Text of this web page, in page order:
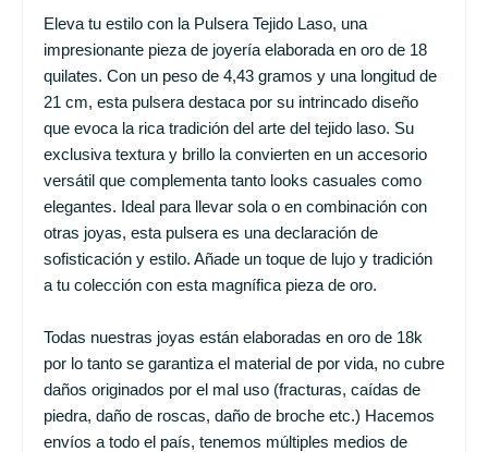
Eleva tu estilo con la Pulsera Tejido Laso, una
impresionante pieza de joyería elaborada en oro de 18
quilates. Con un peso de 4,43 gramos y una longitud de
21 cm, esta pulsera destaca por su intrincado diseño
que evoca la rica tradición del arte del tejido laso. Su
exclusiva textura y brillo la convierten en un accesorio
versátil que complementa tanto looks casuales como
elegantes. Ideal para llevar sola o en combinación con
otras joyas, esta pulsera es una declaración de
sofisticación y estilo. Añade un toque de lujo y tradición
a tu colección con esta magnífica pieza de oro.
Todas nuestras joyas están elaboradas en oro de 18k
por lo tanto se garantiza el material de por vida, no cubre
daños originados por el mal uso (fracturas, caídas de
piedra, daño de roscas, daño de broche etc.) Hacemos
envíos a todo el país, tenemos múltiples medios de